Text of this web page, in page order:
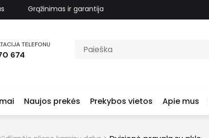
Grąžinimas ir garantija
TELEFONU
674
Naujos prekės Prekybos vietos Apie mus